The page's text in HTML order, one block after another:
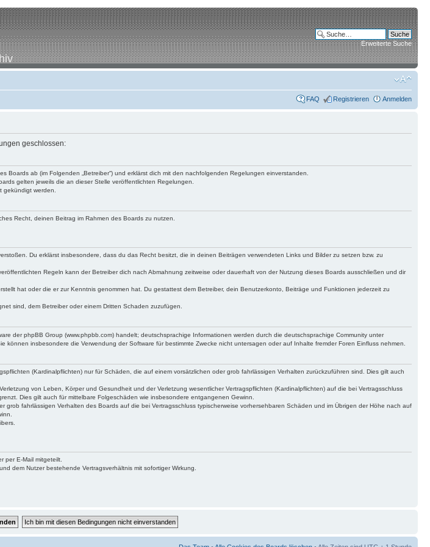
Erweiterte Suche
FAQ Registrieren Anmelden
geschlossen:
Boards ab (im Folgenden „Betreiber“) und erklärst dich mit den nachfolgenden Regelungen einverstanden.
gelten jeweils die an dieser Stelle veröffentlichten Regelungen.
werden.
Recht, deinen Beitrag im Rahmen des Boards zu nutzen.
Du erklärst insbesondere, dass du das Recht besitzt, die in deinen Beiträgen verwendeten Links und Bilder zu setzen bzw. zu
Regeln kann der Betreiber dich nach Abmahnung zeitweise oder dauerhaft von der Nutzung dieses Boards ausschließen und dir
hat oder die er zur Kenntnis genommen hat. Du gestattest dem Betreiber, dein Benutzerkonto, Beiträge und Funktionen jederzeit zu
sind, dem Betreiber oder einem Dritten Schaden zuzufügen.
der phpBB Group (www.phpbb.com) handelt; deutschsprachige Informationen werden durch die deutschsprachige Community unter
insbesondere die Verwendung der Software für bestimmte Zwecke nicht untersagen oder auf Inhalte fremder Foren Einfluss nehmen.
(Kardinalpflichten) nur für Schäden, die auf einem vorsätzlichen oder grob fahrlässigen Verhalten zurückzuführen sind. Dies gilt auch
von Leben, Körper und Gesundheit und der Verletzung wesentlicher Vertragspflichten (Kardinalpflichten) auf die bei Vertragsschluss
Dies gilt auch für mittelbare Folgeschäden wie insbesondere entgangenen Gewinn.
fahrlässigen Verhalten des Boards auf die bei Vertragsschluss typischerweise vorhersehbaren Schäden und im Übrigen der Höhe nach auf
per E-Mail mitgeteilt.
dem Nutzer bestehende Vertragsverhältnis mit sofortiger Wirkung.